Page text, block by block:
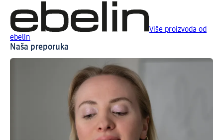
Više proizvoda od
ebelin
Naša preporuka